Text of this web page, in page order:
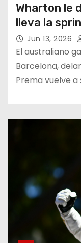
Wharton le
lleva la
Jun 13, 2026
El australiano
Barcelona,
Prema vuelve a